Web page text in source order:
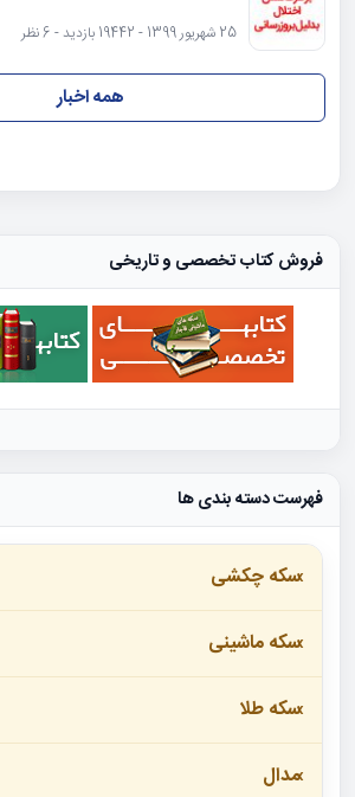
25 شهریور 1399 - 19442 بازدید - 6 نظر
همه اخبار
فروش کتاب تخصصی و تاریخی
فهرست دسته بندی ها
سکه چکشی
سکه ماشینی
سکه طلا
مدال